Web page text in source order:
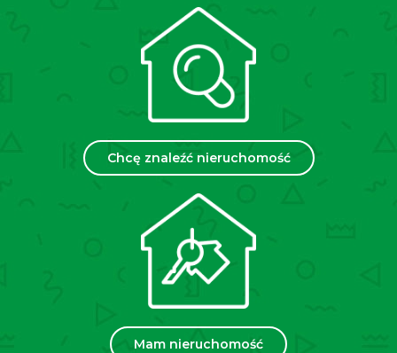
Chcę znaleźć nieruchomość
Mam nieruchomość
2 000 zł + media według zużycia
Informujemy, że przed obejrzeniem nieruchomości
podpisujemy umowę pośrednictwa w najmie.
We would like to inform you that before viewing the
Zapraszamy do oglądania!
Poproś o informacje
Nieruchomość proponowana przez